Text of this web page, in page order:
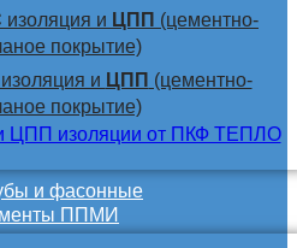
изоляция и ЦПП (цементно-
покрытие)
изоляция и ЦПП (цементно-
покрытие)
и фасонные
ППМИ